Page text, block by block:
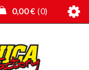
0,00€ 0